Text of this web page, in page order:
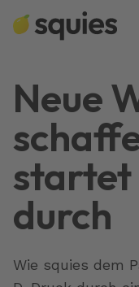
Neue
durch
Wie squies dem